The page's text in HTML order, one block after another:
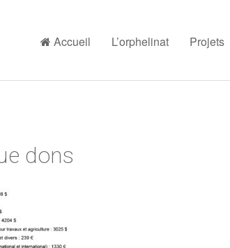
Accueil L’orphelinat Projets
dons